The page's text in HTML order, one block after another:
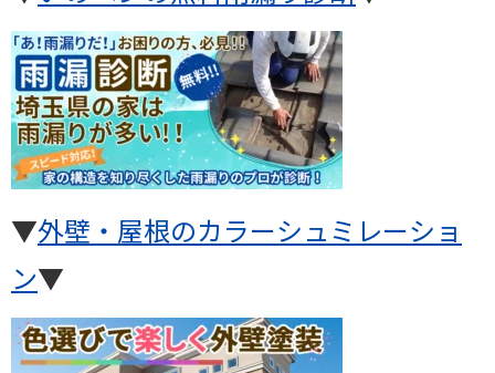
▼外壁・屋根のカラーシュミレーショ
ン▼